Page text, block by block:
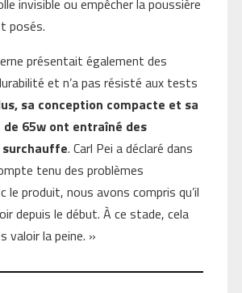
invisible ou empêcher la poussière
posés.
présentait également des
et n’a pas résisté aux tests
sa conception compacte et sa
65w ont entraîné des
surchauffe. Carl Pei a déclaré dans
tenu des problèmes
le produit, nous avons compris qu’il
depuis le début. À ce stade, cela
valoir la peine. »